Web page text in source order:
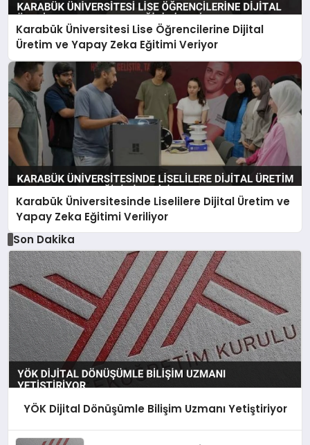
Karabük Üniversitesi Lise Öğrencilerine Dijital
Üretim ve Yapay Zeka Eğitimi Veriyor
Karabük Üniversitesinde Liselilere Dijital Üretim ve
Yapay Zeka Eğitimi Veriliyor
Son Dakika
YÖK Dijital Dönüşümle Bilişim Uzmanı Yetiştiriyor